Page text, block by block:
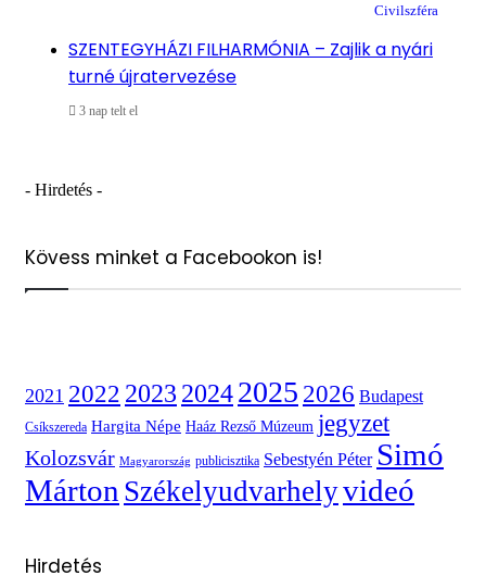
Civilszféra
SZENTEGYHÁZI FILHARMÓNIA – Zajlik a nyári
turné újratervezése
3 nap telt el
- Hirdetés -
Kövess minket a Facebookon is!
2021 2022 2023 20242025 2026 Budapest
Csíkszereda Hargita Népe Haáz Rezső Múzeum jegyzet
Kolozsvár Magyarország publicisztika Sebestyén Péter Simó
Márton Székelyudvarhelyvideó
Hirdetés